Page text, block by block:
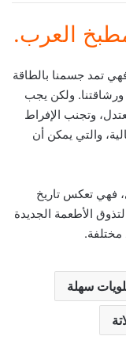
العرب.
تمد جسمنا بالطاقة
ورشاقتنا. ولكن يجب
وتجنب الإفراط
والتي يمكن أن
فهي تعكس تاريخ
الأطعمة الجديدة
مختلفة.
سهلة